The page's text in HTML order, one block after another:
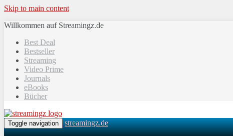
Skip to main content
Willkommen auf Streamingz.de
Best Deal
Bestseller
Streaming
Video Prime
Journals
eBooks
Bücher
Toggle navigation streamingz.de